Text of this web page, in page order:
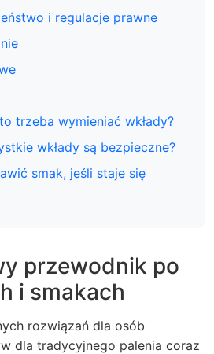
i regulacje prawne
trzeba wymieniać wkłady?
wkłady są bezpieczne?
smak, jeśli staje się
przewodnik po
i smakach
rozwiązań dla osób
dla tradycyjnego palenia coraz